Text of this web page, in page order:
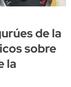
de la
sobre
la